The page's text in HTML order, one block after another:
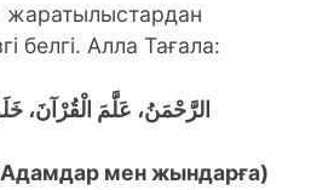
жаратылыстардан
белгі. Алла Тағала:
الرَّحْمَنُ، عَلَّمَ الْقُرْآنَ،
мен жындарға)